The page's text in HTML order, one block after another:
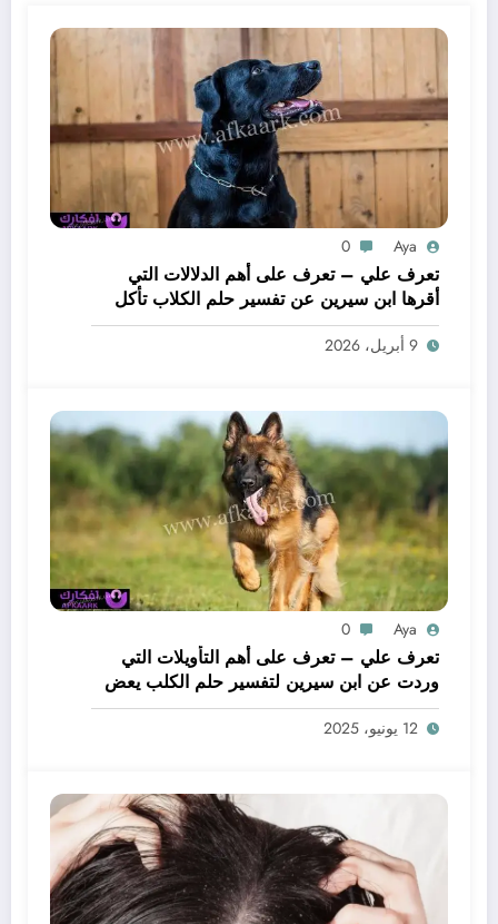
Aya
0
تعرف علي – تعرف على أهم الدلالات التي
أقرها ابن سيرين عن تفسير حلم الكلاب تأكل
لحم – بالتفصيل
9 أبريل، 2026
Aya
0
تعرف علي – تعرف على أهم التأويلات التي
وردت عن ابن سيرين لتفسير حلم الكلب يعض
يدي – بالتفصيل
12 يونيو، 2025